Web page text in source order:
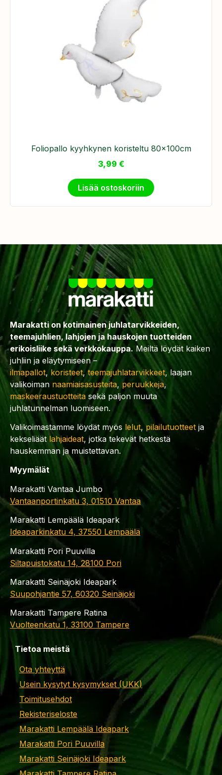
Foliopallo kyyhkynen koristeltu 80x100cm
3,99 €
Lisää ostoskoriin
Marakatti on kotimainen juhlatarvikkeiden,
teemajuhlien, lahjojen ja hauskojen tuotteiden
erikoisliike sekä verkkokauppa. Meiltä löydät kaiken
juhliin ja eläytymiseen –
ilmapallot, koristeet,teemajuhlatarvikkeet, laajan
valikoiman naamiaisasusteita, peruukkeja,
maskeeraustuotteita sekä paljon muuta
juhlatunnelman luomiseen.
Valikoimastamme löydät myös lelut,pilailutuotteet ja
kekseliäät lahjaideat, jotka tekevät hetkestä
hauskemman ja muistettavan.
Myymälät
Marakatti Vantaa Jumbo
Vantaanportinkatu 3, 01510 Vantaa
Marakatti Lempäälä Ideapark
Ideaparkinkatu 4, 37550 Lempäälä
Marakatti Pori Puuvilla
Siltapuistokatu 14, 28100 Pori
Marakatti Seinäjoki Ideapark
Suupohjantie 57, 60320 Seinäjoki
Marakatti Tampere Ratina
Vuolteenkatu 1, 33100 Tampere
Tietoa meistä
Ota yhteyttä
Usein kysytyt kysymykset (UKK)
Toimitusehdot
Rekisteriseloste
Marakatti Lempäälä Ideapark
Marakatti Pori Puuvilla
Marakatti Seinäjoki Ideapark